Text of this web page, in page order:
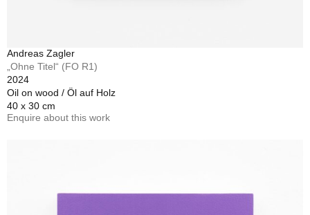
Andreas Zagler
„Ohne Titel“ (FO R1)
2024
Oil on wood / Öl auf Holz
40 x 30 cm
Enquire about this work